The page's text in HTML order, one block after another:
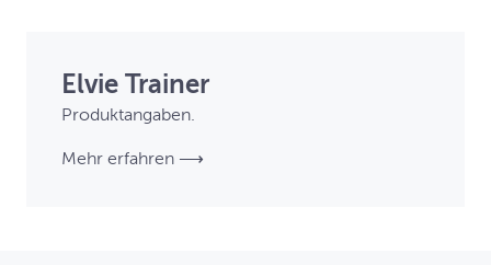
Elvie Trainer
Produktangaben.
Mehr erfahren ⟶